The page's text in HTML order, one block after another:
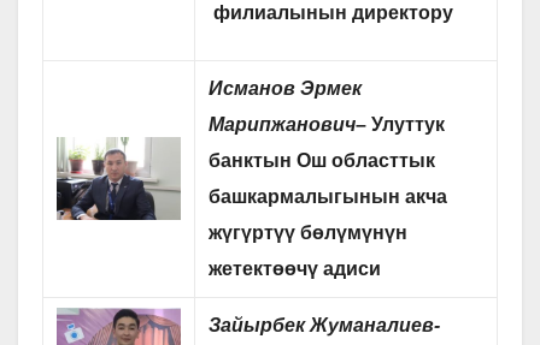
филиалынын директору
Исманов Эрмек
Марипжанович– Улуттук
банктын Ош областтык
башкармалыгынын акча
жүгүртүү бөлүмүнүн
жетектөөчү адиси
Зайырбек Жуманалиев-